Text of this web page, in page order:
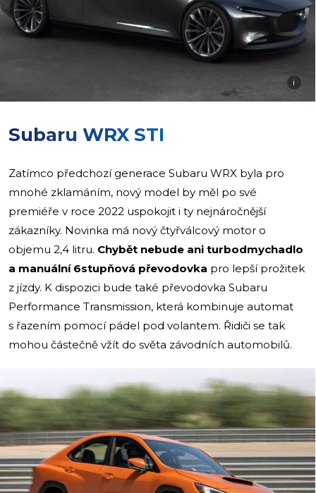
i
Subaru WRX STI
Zatímco předchozí generace Subaru WRX byla pro
mnohé zklamáním, nový model by měl po své
premiéře v roce 2022 uspokojit i ty nejnáročnější
zákazníky. Novinka má nový čtyřválcový motor o
objemu 2,4 litru. Chybět nebude ani turbodmychadlo
a manuální 6stupňová převodovka pro lepší prožitek
z jízdy. K dispozici bude také převodovka Subaru
Performance Transmission, která kombinuje automat
s řazením pomocí pádel pod volantem. Řidiči se tak
mohou částečně vžít do světa závodních automobilů.